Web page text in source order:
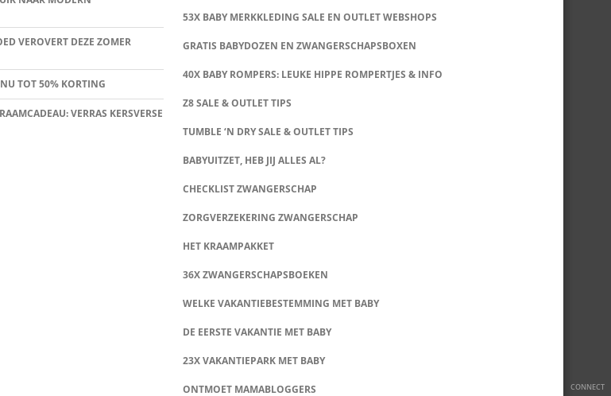
CONNECT
VEROVERT DEZE ZOMER
TOT 50% KORTING
VERRAS KERSVERSE
53X BABY MERKKLEDING SALE EN OUTLET WEBSHOPS
GRATIS BABYDOZEN EN ZWANGERSCHAPSBOXEN
40X BABY ROMPERS: LEUKE HIPPE ROMPERTJES & INFO
Z8 SALE & OUTLET TIPS
TUMBLE ‘N DRY SALE & OUTLET TIPS
BABYUITZET, HEB JIJ ALLES AL?
CHECKLIST ZWANGERSCHAP
ZORGVERZEKERING ZWANGERSCHAP
HET KRAAMPAKKET
36X ZWANGERSCHAPSBOEKEN
WELKE VAKANTIEBESTEMMING MET BABY
DE EERSTE VAKANTIE MET BABY
23X VAKANTIEPARK MET BABY
ONTMOET MAMABLOGGERS